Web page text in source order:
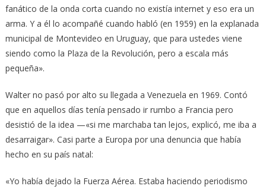
fanático de la onda corta cuando no existía internet y eso era un
arma. Y a él lo acompañé cuando habló (en 1959) en la explanada
municipal de Montevideo en Uruguay, que para ustedes viene
siendo como la Plaza de la Revolución, pero a escala más
pequeña».
Walter no pasó por alto su llegada a Venezuela en 1969. Contó
que en aquellos días tenía pensado ir rumbo a Francia pero
desistió de la idea —«si me marchaba tan lejos, explicó, me iba a
desarraigar». Casi parte a Europa por una denuncia que había
hecho en su país natal:
«Yo había dejado la Fuerza Aérea. Estaba haciendo periodismo